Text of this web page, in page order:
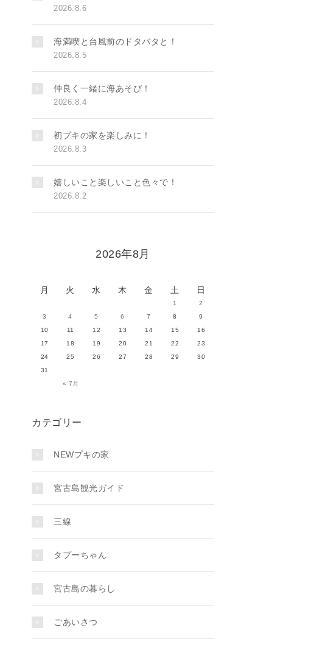
2026.8.6
海満喫と台風前のドタバタと！
2026.8.5
仲良く一緒に海あそび！
2026.8.4
初プキの家を楽しみに！
2026.8.3
嬉しいこと楽しいこと色々で！
2026.8.2
2026年8月
月 火 水 木 金 土 日
« 7月
1
2
3
4 5 6 7 8
9
10
11 12 13 14 15
16
17
18 19 20 21 22
23
24
25 26 27 28 29
30
31
カテゴリー
NEWプキの家
宮古島観光ガイド
三線
タプーちゃん
宮古島の暮らし
ごあいさつ